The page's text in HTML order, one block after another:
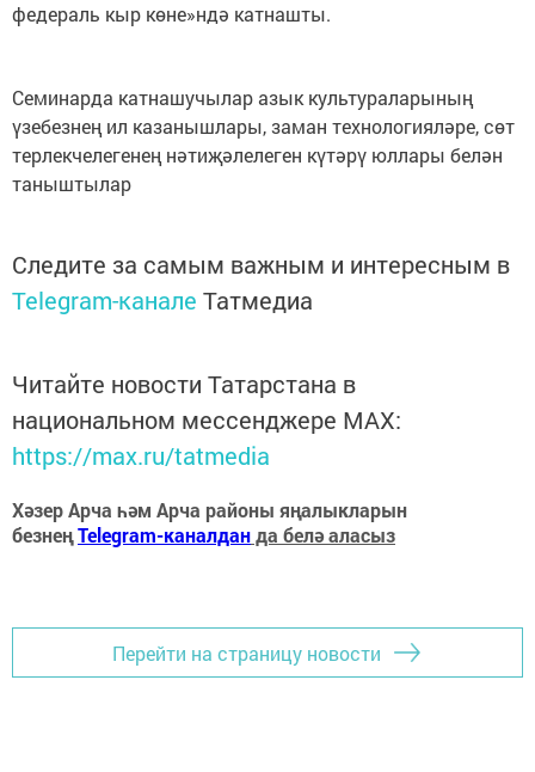
федераль кыр көне»ндә катнашты.
Семинарда катнашучылар азык культураларының
үзебезнең ил казанышлары, заман технологияләре, сөт
терлекчелегенең нәтиҗәлелеген күтәрү юллары белән
таныштылар
Следите за самым важным и интересным в
Telegram-канале Татмедиа
Читайте новости Татарстана в
национальном мессенджере MАХ:
https://max.ru/tatmedia
Хәзер Арча һәм Арча районы яңалыкларын
безнеңTelegram-каналданда белә аласыз
Перейти на страницу новости